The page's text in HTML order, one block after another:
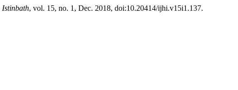
Istinbath, vol. 15, no. 1, Dec. 2018, doi:10.20414/ijhi.v15i1.137.